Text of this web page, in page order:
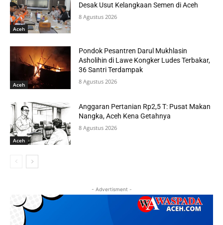
Aceh
Desak Usut Kelangkaan Semen di Aceh
8 Agustus 2026
Aceh
Pondok Pesantren Darul Mukhlasin
Asholihin di Lawe Kongker Ludes Terbakar,
36 Santri Terdampak
8 Agustus 2026
Aceh
Anggaran Pertanian Rp2,5 T: Pusat Makan
Nangka, Aceh Kena Getahnya
8 Agustus 2026
- Advertisment -